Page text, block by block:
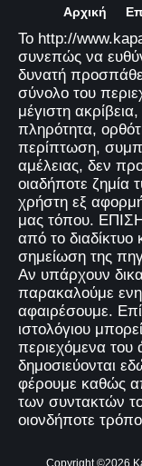
Αρχική
Το http://
συνεπώς να
δυνατή
σύνολο του
μέγιστη
πληρότητα,
περίπτωση,
αμέλειας, δεν
οιαδήποτε ζημία
χρήστη εξ
μας τόπου.
από το διαδίκτυο
σημείωση της
Αν υπάρχουν
παρακαλούμε
αφαιρέσουμε.
ιστολόγιου
περιεχόμενα
δημοσιεύονται
φέρουμε καθώς
των συντακτών
οιονδήποτε